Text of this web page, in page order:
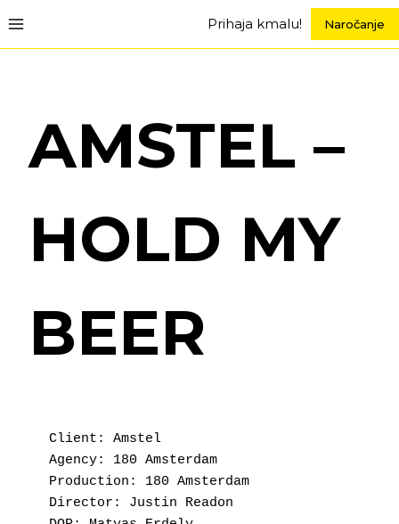
to
content
Prihaja kmalu! Naročanje
AMSTEL –
HOLD MY
BEER
Client: Amstel
Agency: 180 Amsterdam
Production: 180 Amsterdam
Director: Justin Readon